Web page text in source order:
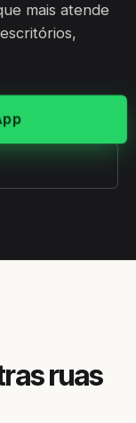
mais atende
ruas